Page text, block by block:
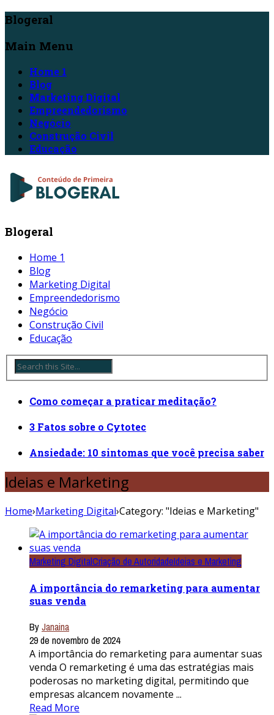
Blogeral
Main Menu
Home 1
Blog
Marketing Digital
Empreendedorismo
Negócio
Construção Civil
Educação
Blogeral
Home 1
Blog
Marketing Digital
Empreendedorismo
Negócio
Construção Civil
Educação
Como começar a praticar meditação?
3 Fatos sobre o Cytotec
Ansiedade: 10 sintomas que você precisa saber
Ideias e Marketing
Home›Marketing Digital›Category: "Ideias e Marketing"
Marketing DigitalCriação de AutoridadeIdeias e Marketing
A importância do remarketing para aumentar
suas venda
ByJanaina
29 de novembro de 2024
A importância do remarketing para aumentar suas
venda O remarketing é uma das estratégias mais
poderosas no marketing digital, permitindo que
empresas alcancem novamente ...
Read More